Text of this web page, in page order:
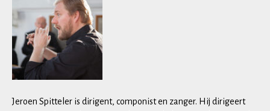
Jeroen Spitteler is dirigent, componist en zanger. Hij dirigeert